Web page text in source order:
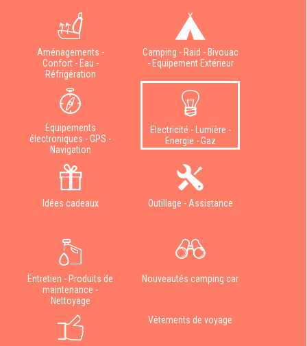
Aménagements -
Confort - Eau -
Réfrigération
Camping - Raid - Bivouac
- Equipement Extérieur
Equipements
électroniques - GPS -
Navigation
Electricité - Lumière -
Energie - Gaz
Idées cadeaux Outillage - Assistance
Entretien - Produits de
maintenance -
Nettoyage
Nouveautés camping car
Vêtements de voyage